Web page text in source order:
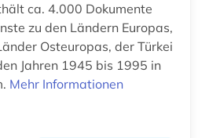
ca. 4.000 Dokumente
zu den Ländern Europas,
Osteuropas, der Türkei
Jahren 1945 bis 1995 in
Mehr Informationen